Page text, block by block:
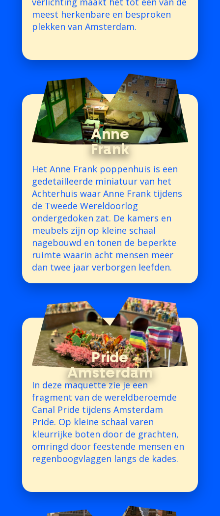
meest herkenbare en besproken
plekken van Amsterdam.
Anne
Frank
Het Anne Frank poppenhuis is een
gedetailleerde miniatuur van het
Achterhuis waar Anne Frank tijdens
de Tweede Wereldoorlog
ondergedoken zat. De kamers en
meubels zijn op kleine schaal
nagebouwd en tonen de beperkte
ruimte waarin acht mensen meer
dan twee jaar verborgen leefden.
In deze maquette zie je een
fragment van de wereldberoemde
Canal Pride tijdens Amsterdam
Pride. Op kleine schaal varen
kleurrijke boten door de grachten,
omringd door feestende mensen en
regenboogvlaggen langs de kades.
Pride
Amsterdam